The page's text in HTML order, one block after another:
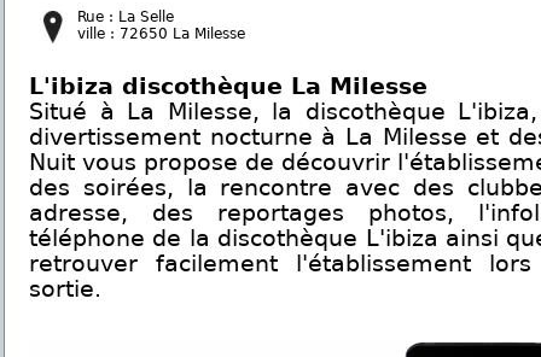
Rue : La Selle
ville : 72650 La Milesse
L'ibiza discothèque La Milesse
Situé à La Milesse, la discothèque
divertissement nocturne à La Milesse et
Nuit vous propose de découvrir
des soirées, la rencontre avec des
adresse, des reportages photos,
téléphone de la discothèque L'ibiza ainsi
retrouver facilement l'établissement
sortie.